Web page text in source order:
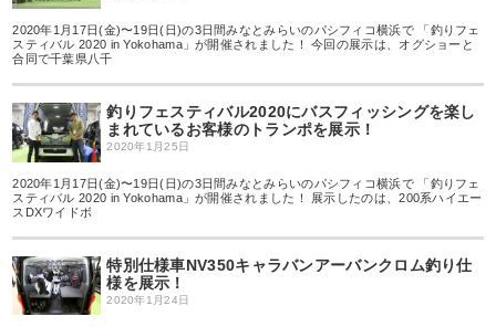
2020年1月17日(金)〜19日(日)の3日間みなとみらいのパシフィコ横浜で 「釣りフェ
スティバル 2020 in Yokohama」が開催されました！ 今回の展示は、オグショーと
合同で千葉県八千
釣りフェスティバル2020にバスフィッシングを楽し
まれているお客様のトランポを展示！
2020年1月25日
2020年1月17日(金)〜19日(日)の3日間みなとみらいのパシフィコ横浜で 「釣りフェ
スティバル 2020 in Yokohama」が開催されました！ 展示したのは、200系ハイエー
スDXワイドボ
特別仕様車NV350キャラバンアーバンクロム釣り仕
様を展示！
2020年1月24日